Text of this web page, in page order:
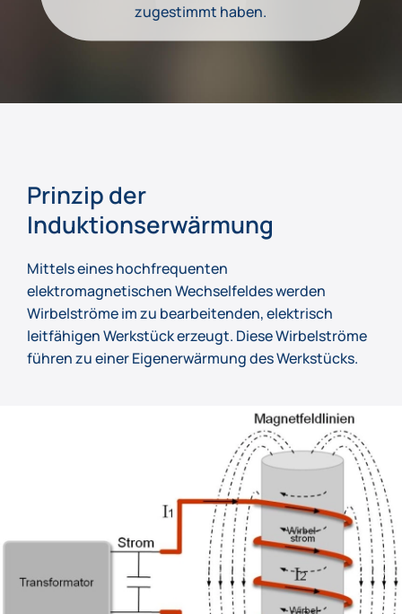
zugestimmt haben.
Prinzip der
Induktionserwärmung
Mittels eines hochfrequenten
elektromagnetischen Wechselfeldes werden
Wirbelströme im zu bearbeitenden, elektrisch
leitfähigen Werkstück erzeugt. Diese Wirbelströme
führen zu einer Eigenerwärmung des Werkstücks.